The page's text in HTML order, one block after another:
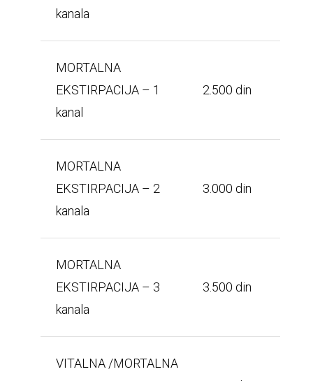
kanala
MORTALNA
EKSTIRPACIJA – 1
kanal
2.500 din
MORTALNA
EKSTIRPACIJA – 2
kanala
3.000 din
MORTALNA
EKSTIRPACIJA – 3
kanala
3.500 din
VITALNA /MORTALNA